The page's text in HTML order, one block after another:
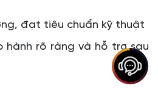
đạt tiêu chuẩn kỹ thuật
rõ ràng và hỗ trợ sau